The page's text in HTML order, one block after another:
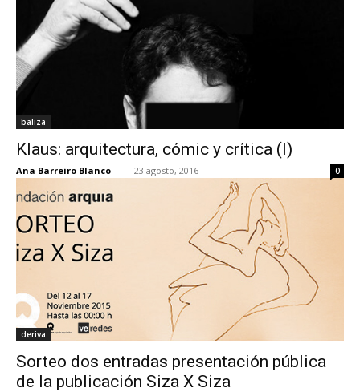
baliza
Klaus: arquitectura, cómic y crítica (I)
Ana Barreiro Blanco - 23 agosto, 2016 0
deriva
Sorteo dos entradas presentación pública
de la publicación Siza X Siza